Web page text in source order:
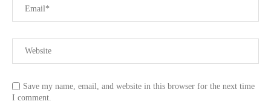
Save my name, email, and website in this browser for the next time
I comment.